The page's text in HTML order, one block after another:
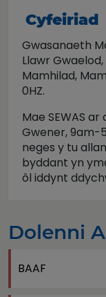
Cyfeiriad
Gwasanaeth
Llawr
Mamhilad,
0HZ.
Mae SEWAS
Gwener, 9am-
neges y tu
byddant yn
ôl iddynt
Dolenni
BAAF